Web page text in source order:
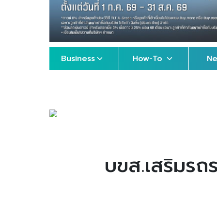
Business How-To
บขส.เสริมร